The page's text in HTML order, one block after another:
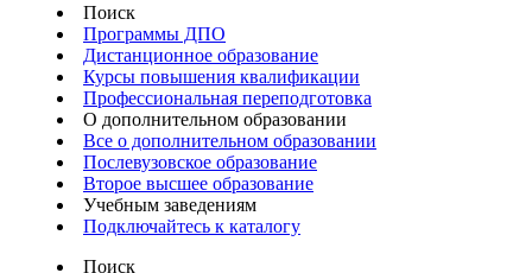
Поиск
Программы ДПО
Дистанционное образование
Курсы повышения квалификации
Профессиональная переподготовка
О дополнительном образовании
Все о дополнительном образовании
Послевузовское образование
Второе высшее образование
Учебным заведениям
Подключайтесь к каталогу
Поиск